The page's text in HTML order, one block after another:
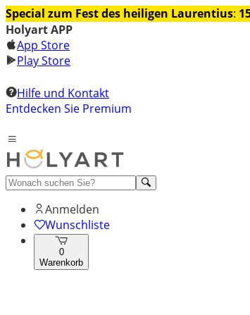
Special zum Fest des heiligen Laurentius:
Holyart APP
App Store
Play Store
Hilfe und Kontakt
Entdecken Sie Premium
Anmelden
Wunschliste
0
Warenkorb